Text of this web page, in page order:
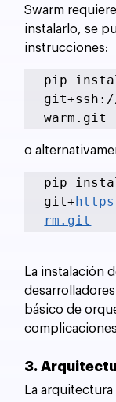
Swarm
instalarlo, se
instrucciones:
pip
warm.git
o
pip
git+
rm.git
La instalación
básico de
3.
La